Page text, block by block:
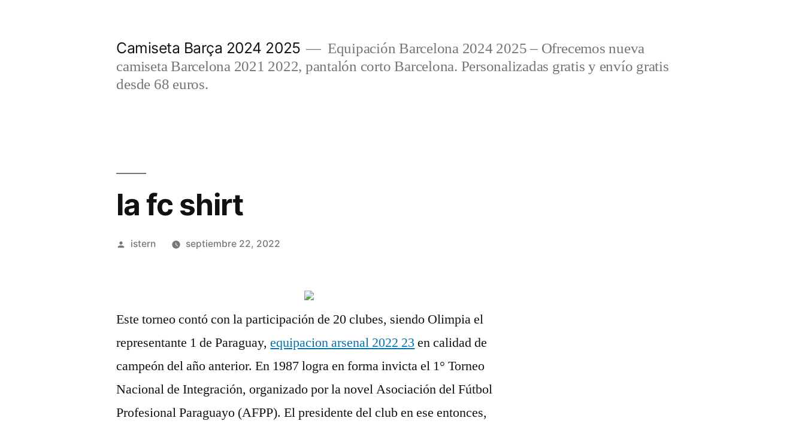
Camiseta Barça 2024 2025
Equipación Barcelona 2024 2025 – Ofrecemos nueva
camiseta Barcelona 2021 2022, pantalón corto Barcelona. Personalizadas gratis y envío gratis
desde 68 euros.
la fc shirt
Publicado
istern septiembre 22, 2022
Este torneo contó con la participación de 20 clubes, siendo Olimpia el
representante 1 de Paraguay,equipacion arsenal 2022 23 en calidad de
campeón del año anterior. En 1987 logra en forma invicta el 1° Torneo
Nacional de Integración, organizado por la novel Asociación del Fútbol
Profesional Paraguayo (AFPP). El presidente del club en ese entonces,